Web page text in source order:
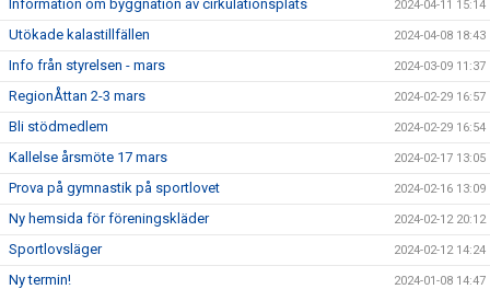
Information om byggnation av cirkulationsplats 2024-04-11 15:14
Utökade kalastillfällen 2024-04-08 18:43
Info från styrelsen - mars 2024-03-09 11:37
RegionÅttan 2-3 mars 2024-02-29 16:57
Bli stödmedlem 2024-02-29 16:54
Kallelse årsmöte 17 mars 2024-02-17 13:05
Prova på gymnastik på sportlovet 2024-02-16 13:09
Ny hemsida för föreningskläder 2024-02-12 20:12
Sportlovsläger 2024-02-12 14:24
Ny termin! 2024-01-08 14:47